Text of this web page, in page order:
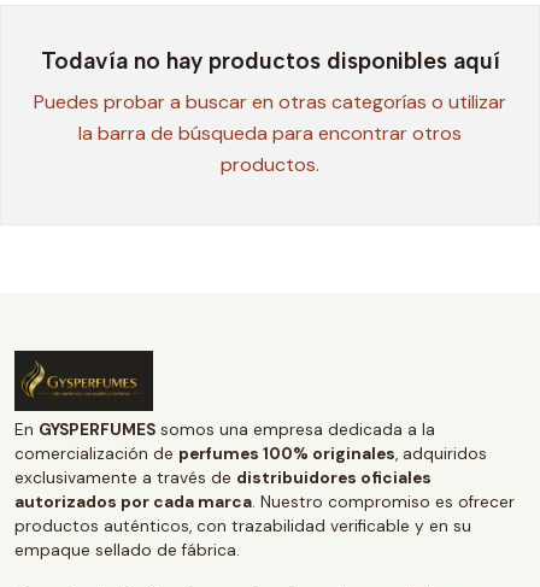
Todavía no hay productos disponibles aquí
Puedes probar a buscar en otras categorías o utilizar
la barra de búsqueda para encontrar otros
productos.
En GYSPERFUMES somos una empresa dedicada a la
comercialización de perfumes 100% originales, adquiridos
exclusivamente a través de distribuidores oficiales
autorizados por cada marca. Nuestro compromiso es ofrecer
productos auténticos, con trazabilidad verificable y en su
empaque sellado de fábrica.